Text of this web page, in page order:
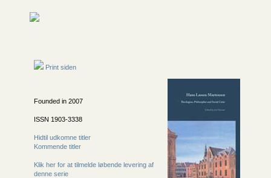
Print siden
Founded in 2007
ISSN 1903-3338
Hidtil udkomne titler
Kommende titler
Klik her for at tilmelde løbende levering af
denne serie